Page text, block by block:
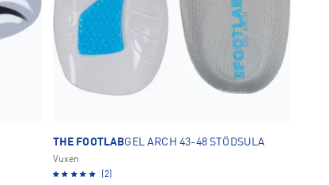
THE FOOTLABGEL ARCH 43-48 STÖDSULA
Vuxen
(2)